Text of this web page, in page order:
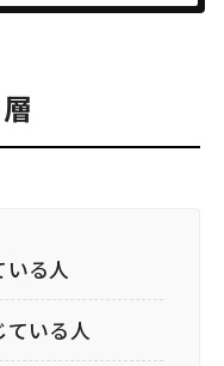
いる人
ている人